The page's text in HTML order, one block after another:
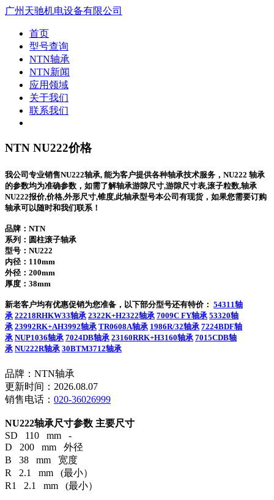
广州天驰机电设备有限公司
首页
型号查询
NTN轴承
NTN新闻
应用领域
关于我们
联系我们
NTN NU222价格
我公司专业销售NU222轴承, 能为客户提供各种轴承技术服务，NU222 轴承
的参数均为准确参数，如需了解轴承游隙尺寸,游隙尺寸表,滚子粒数,轴承
NU222报价,价格,外形尺寸,锥度,此轴承型号本公司有现货，如果您需要订购
轴承可以随时和我们联系！
品牌：NTN
系列：圆柱滚子轴承
型号： NU222
内径：110mm
外径：200mm
厚度：38mm
新老客户均有优惠促销为您准备，以下部分型号还有特价： 54311轴
承 22218RHKW33轴承 2322K+H2322轴承 7009C FY轴承 53320轴
承 23992RK+AH3992轴承 TR0608A轴承 1986R/32轴承 7224BDF轴
承 NUP1036轴承 7024DB轴承 23160RRK+H3160轴承 7015CDB轴
承 NU222R轴承 30BTM3712轴承
品牌：NTN轴承
更新时间：2026.08.07
销售电话： 020-36026999
NU222轴承尺寸参数 主要尺寸
SD 110 mm -
D 200 mm 外径
B 38 mm 宽度
R 2.1 mm (最小）
R1 2.1 mm (最小）